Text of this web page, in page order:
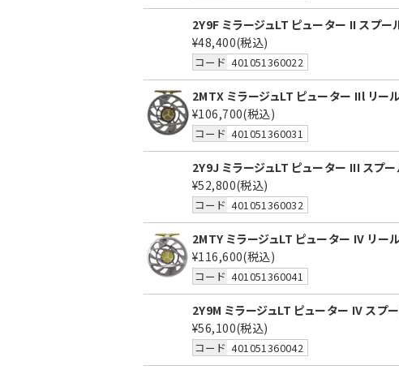
2Y9F ミラージュLT ピューター II スプー
¥48,400(税込)
コード 401051360022
2MTX ミラージュLT ピューター IIl リー
¥106,700(税込)
コード 401051360031
2Y9J ミラージュLT ピューター III スプ
¥52,800(税込)
コード 401051360032
2MTY ミラージュLT ピューター IV リー
¥116,600(税込)
コード 401051360041
2Y9M ミラージュLT ピューター IV スプ
¥56,100(税込)
コード 401051360042